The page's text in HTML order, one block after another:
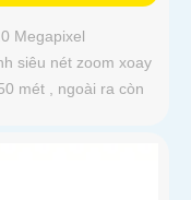
Megapixel
siêu nét zoom xoay
mét , ngoài ra còn